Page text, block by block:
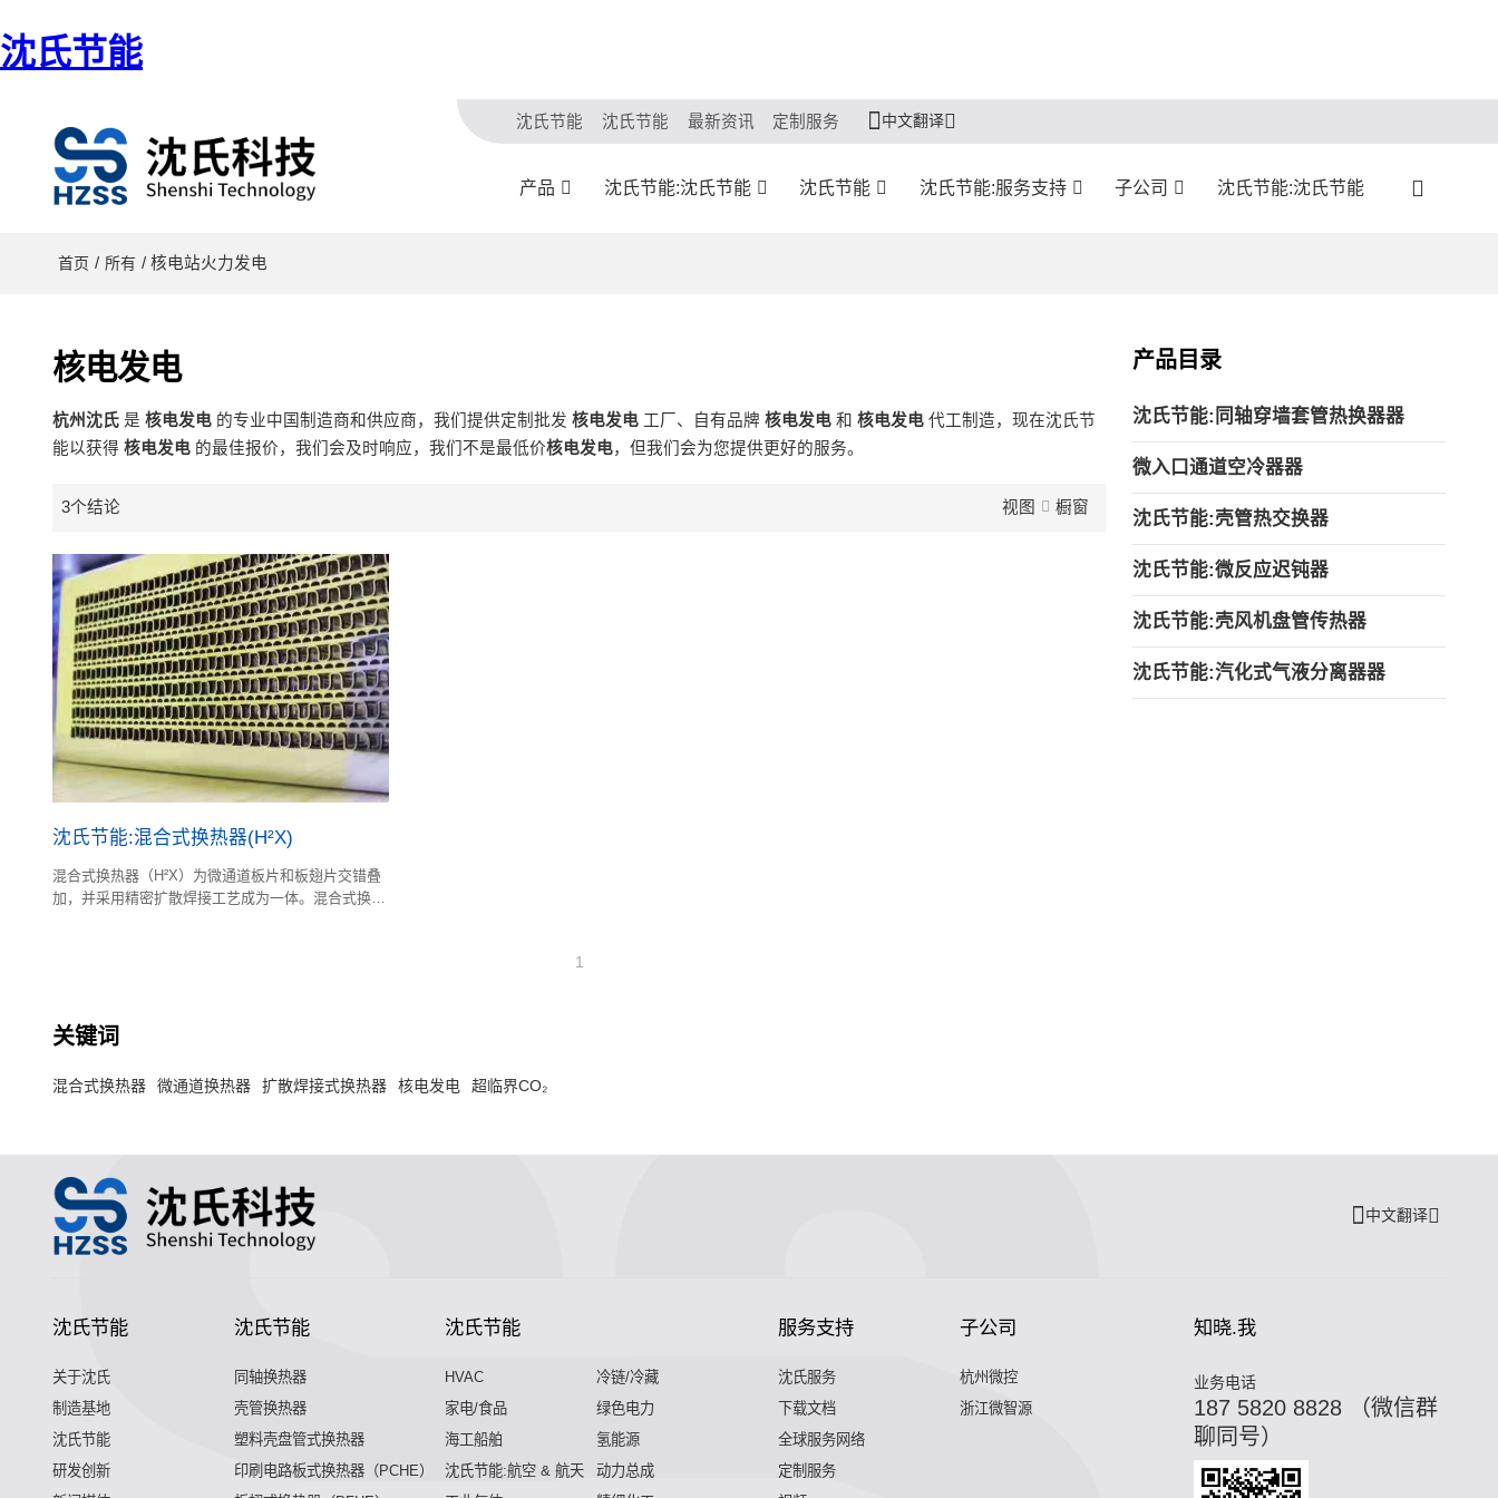
沈氏节能
沈氏节能 沈氏节能 最新资讯 定制服务 中文翻译
产品 沈氏节能:沈氏节能 沈氏节能 沈氏节能:服务支持 子公司 沈氏节能:沈氏节能
首页 / 所有 / 核电站火力发电
核电发电
杭州沈氏是 核电发电的专业中国制造商和供应商，我们提供定制批发 核电发电工厂、自有品牌 核电发电和 核电发电代工制造，现在沈氏节
能以获得 核电发电的最佳报价，我们会及时响应，我们不是最低价核电发电，但我们会为您提供更好的服务。
3个结论 视图 橱窗
沈氏节能:混合式换热器(H²X)
混合式换热器（H²X）为微通道板片和板翅片交错叠
加，并采用精密扩散焊接工艺成为一体。混合式换热
1
关键词
混合式换热器 微通道换热器 扩散焊接式换热器 核电发电 超临界CO₂
产品目录
沈氏节能:同轴穿墙套管热换器器
微入口通道空冷器器
沈氏节能:壳管热交换器
沈氏节能:微反应迟钝器
沈氏节能:壳风机盘管传热器
沈氏节能:汽化式气液分离器器
中文翻译
沈氏节能
关于沈氏
制造基地
沈氏节能
研发创新
沈氏节能
同轴换热器
壳管换热器
塑料壳盘管式换热器
印刷电路板式换热器（PCHE）
沈氏节能
HVAC
冷链/冷藏
家电/食品
绿色电力
海工船舶
氢能源
沈氏节能:航空 & 航天
动力总成
服务支持
沈氏服务
下载文档
全球服务网络
定制服务
子公司
杭州微控
浙江微智源
知晓.我
业务电话
187 5820 8828 （微信群
聊同号）